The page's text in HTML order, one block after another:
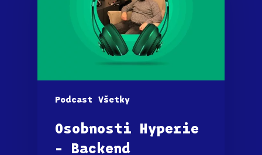
Podcast Všetky
Osobnosti Hyperie
– Backend